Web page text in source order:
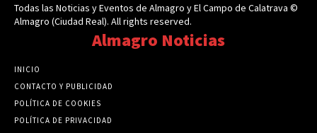
Todas las Noticias y Eventos de Almagro y El Campo de Calatrava ©
Almagro (Ciudad Real). All rights reserved.
Almagro Noticias
INICIO
CONTACTO Y PUBLICIDAD
POLÍTICA DE COOKIES
POLÍTICA DE PRIVACIDAD